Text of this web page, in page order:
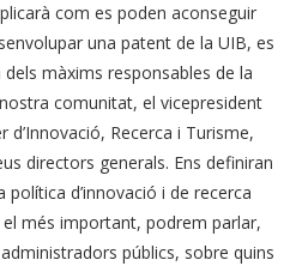
com es poden aconseguir
una patent de la UIB, es
màxims responsables de la
comunitat, el vicepresident
d’Innovació, Recerca i Turisme,
directors generals. Ens definiran
d’innovació i de recerca
més important, podrem parlar,
públics, sobre quins